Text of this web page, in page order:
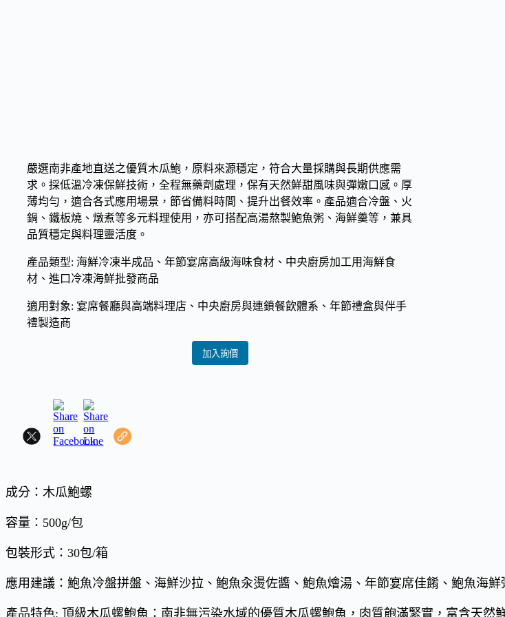
嚴選南非產地直送之優質木瓜鮑，原料來源穩定，符合大量採購與長期供應需
求。採低溫冷凍保鮮技術，全程無藥劑處理，保有天然鮮甜風味與彈嫩口感。厚
薄均勻，適合各式應用場景，節省備料時間、提升出餐效率。產品適合冷盤、火
鍋、鐵板燒、燉煮等多元料理使用，亦可搭配高湯熬製鮑魚粥、海鮮羹等，兼具
品質穩定與料理靈活度。
產品類型: 海鮮冷凍半成品、年節宴席高級海味食材、中央廚房加工用海鮮食
材、進口冷凍海鮮批發商品
適用對象: 宴席餐廳與高端料理店、中央廚房與連鎖餐飲體系、年節禮盒與伴手
禮製造商
加入詢價
成分：木瓜鮑螺
容量：500g/包
包裝形式：30包/箱
應用建議：鮑魚冷盤拼盤、海鮮沙拉、鮑魚汆燙佐醬、鮑魚燴湯、年節宴席佳餚、鮑魚海鮮
產品特色: 頂級木瓜螺鮑魚：南非無污染水域的優質木瓜螺鮑魚，肉質飽滿緊實，富含天